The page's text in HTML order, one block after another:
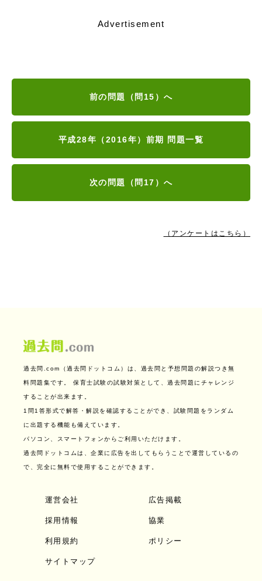
Advertisement
前の問題（問15）へ
平成28年（2016年）前期 問題一覧
次の問題（問17）へ
（アンケートはこちら）
過去問.com（過去問ドットコム）は、過去問と予想問題の解説つき無
料問題集です。 保育士試験の試験対策として、過去問題にチャレンジ
することが出来ます。
1問1答形式で解答・解説を確認することができ、試験問題をランダム
に出題する機能も備えています。
パソコン、スマートフォンからご利用いただけます。
過去問ドットコムは、企業に広告を出してもらうことで運営しているの
で、完全に無料で使用することができます。
運営会社 広告掲載
採用情報 協業
利用規約 ポリシー
サイトマップ